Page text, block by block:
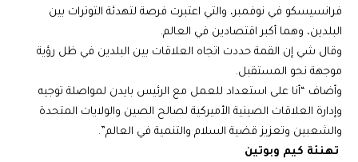
فرانسيسكو في نوفمبر، والتي اعتبرت فرصة لتهدئة التوترات بين
البلدين، وهما أكبر اقتصادين في العالم.
وقال شي إن القمة حددت اتجاه العلاقات بين البلدين في ظل رؤية
موجهة نحو المستقبل.
وأضاف “أنا على استعداد للعمل مع الرئيس بايدن لمواصلة توجيه
وإدارة العلاقات الصينية الأميركية لصالح الصين والولايات المتحدة
والشعبين وتعزيز قضية السلام والتنمية في العالم”.
تهنئة كيم وبوتين